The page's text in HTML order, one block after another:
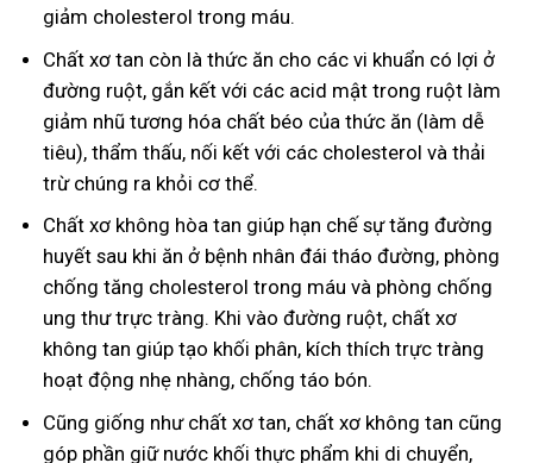
giảm cholesterol trong máu.
Chất xơ tan còn là thức ăn cho các vi khuẩn có lợi ở
đường ruột, gắn kết với các acid mật trong ruột làm
giảm nhũ tương hóa chất béo của thức ăn (làm dễ
tiêu), thẩm thấu, nối kết với các cholesterol và thải
trừ chúng ra khỏi cơ thể.
Chất xơ không hòa tan giúp hạn chế sự tăng đường
huyết sau khi ăn ở bệnh nhân đái tháo đường, phòng
chống tăng cholesterol trong máu và phòng chống
ung thư trực tràng. Khi vào đường ruột, chất xơ
không tan giúp tạo khối phân, kích thích trực tràng
hoạt động nhẹ nhàng, chống táo bón.
Cũng giống như chất xơ tan, chất xơ không tan cũng
góp phần giữ nước khối thực phẩm khi di chuyển,